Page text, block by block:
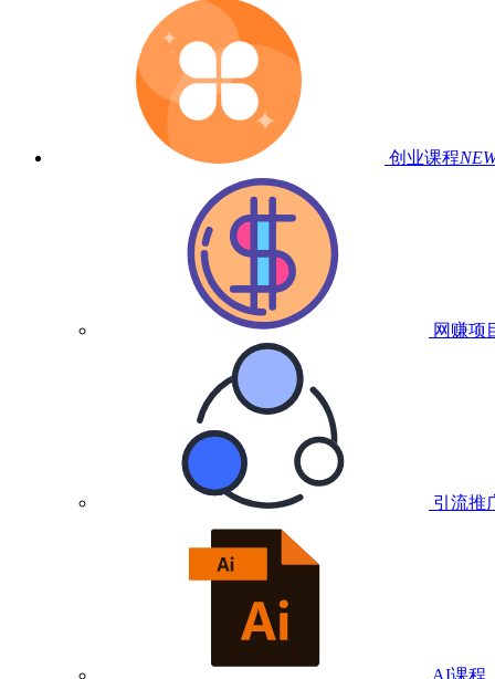
创业课程
网赚项
引流推
AI课程